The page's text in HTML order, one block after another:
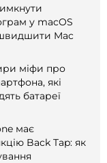
у macOS
Mac
міфи про
які
батареї
має
Back Tap: як